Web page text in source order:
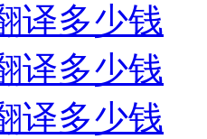
译多少钱
译多少钱
译多少钱